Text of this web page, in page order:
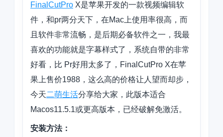
FinalCutPro X是苹果开发的一款视频编辑软
件，和pr两分天下， 在Mac上使用率很高，而
且软件非常流畅，是后期必备软件之一，我最
喜欢的功能就是字幕样式了，系统自带的非常
好看，比 Pr好用太多了，FinalCutPro X在苹
果上售价1988，这么高的价格让人望而却步，
今天二萌生活分享给大家，此版本适合
Macos11.5.1或更高版本，已经破解免激活。
安装方法：